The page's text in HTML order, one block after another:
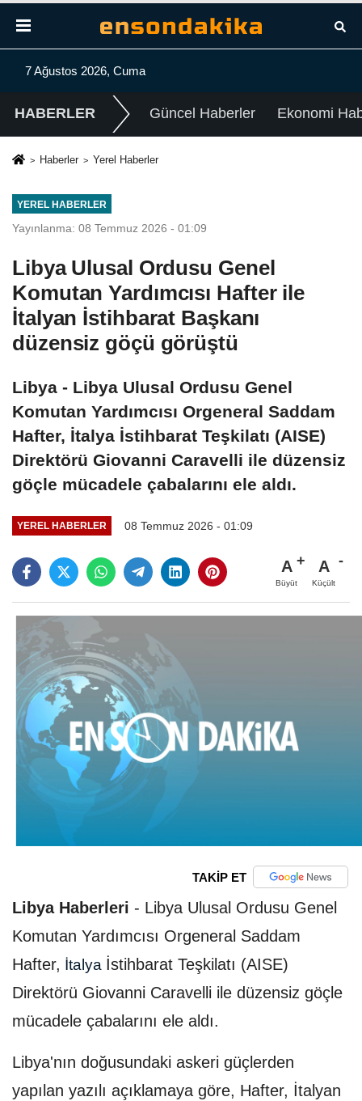
7 Ağustos 2026, Cuma
HABERLER Güncel Haberler Ekonomi
Haberler Yerel Haberler
YEREL HABERLER
Yayınlanma: 08 Temmuz 2026 - 01:09
Libya Ulusal Ordusu Genel
Komutan Yardımcısı Hafter ile
İtalyan İstihbarat Başkanı
düzensiz göçü görüştü
Libya - Libya Ulusal Ordusu Genel
Komutan Yardımcısı Orgeneral Saddam
Hafter, İtalya İstihbarat Teşkilatı (AISE)
Direktörü Giovanni Caravelli ile düzensiz
göçle mücadele çabalarını ele aldı.
YEREL HABERLER 08 Temmuz 2026 - 01:09
A
Büyüt
A
Küçült
TAKİP ET
Libya Haberleri - Libya Ulusal Ordusu Genel
Komutan Yardımcısı Orgeneral Saddam
Hafter, İtalya İstihbarat Teşkilatı (AISE)
Direktörü Giovanni Caravelli ile düzensiz göçle
mücadele çabalarını ele aldı.
Libya'nın doğusundaki askeri güçlerden
yapılan yazılı açıklamaya göre, Hafter, İtalyan